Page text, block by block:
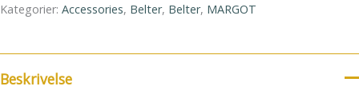
Kategorier: Accessories, Belter, Belter, MARGOT
Beskrivelse